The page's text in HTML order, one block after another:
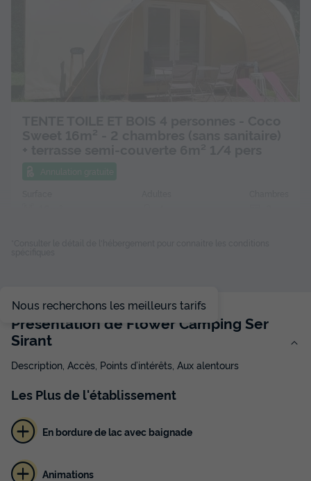
TENTE TOILE ET BOIS 4 personnes - Coco Sweet 16m² - 2
chambres (sans sanitaire) + terrasse semi-couverte 6m²
1/4 pers
du12/09/2026
Meilleur prix pour 7 nuits
Voir les disponibilités
Nous recherchons les meilleurs tarifs
Présentation de Flower Camping Ser
Sirant
Description, Accès, Points d’intérêts, Aux alentours
Les Plusde l'établissement
En bordure de lac avec baignade
Animations